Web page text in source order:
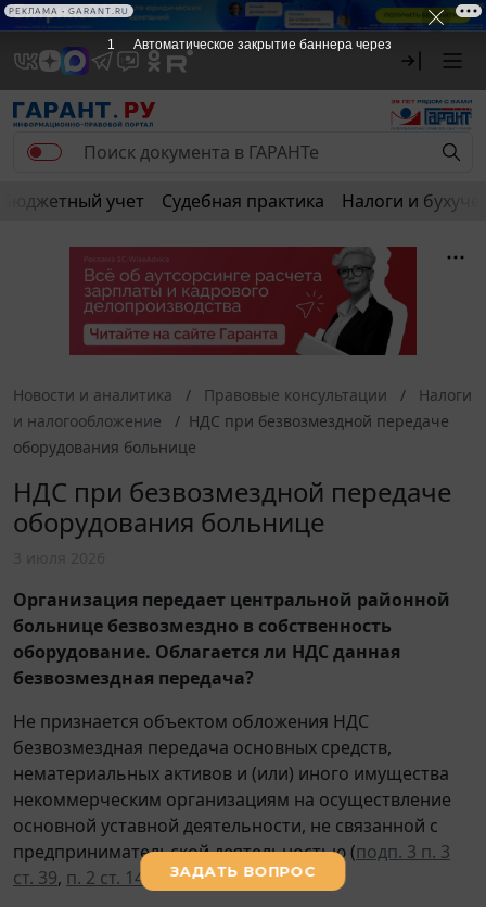
Бюджетный учет Судебная практика Налоги и
Новости и аналитика Правовые консультации
Налоги
и налогообложение
НДС при безвозмездной передаче
оборудования больнице
НДС при безвозмездной передаче
оборудования больнице
Организация передает центральной районной
больнице безвозмездно в собственность
оборудование. Облагается ли НДС данная
безвозмездная передача?
Не признается объектом обложения НДС
безвозмездная передача основных средств,
нематериальных активов и (или) иного имущества
некоммерческим организациям на осуществление
основной уставной деятельности, не связанной с
предпринимательской деятельностью (подп. 3 п. 3
ст. 39, п. 2 ст. 146
НК РФ).
1 Автоматическое закрытие баннера через
РЕКЛАМА • GARANT.RU